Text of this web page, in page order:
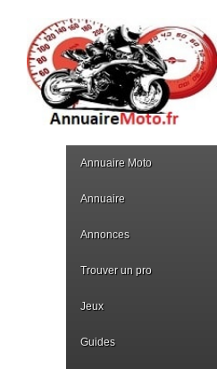
Annuaire Moto
Annuaire
Annonces
Trouver un pro
Jeux
Guides